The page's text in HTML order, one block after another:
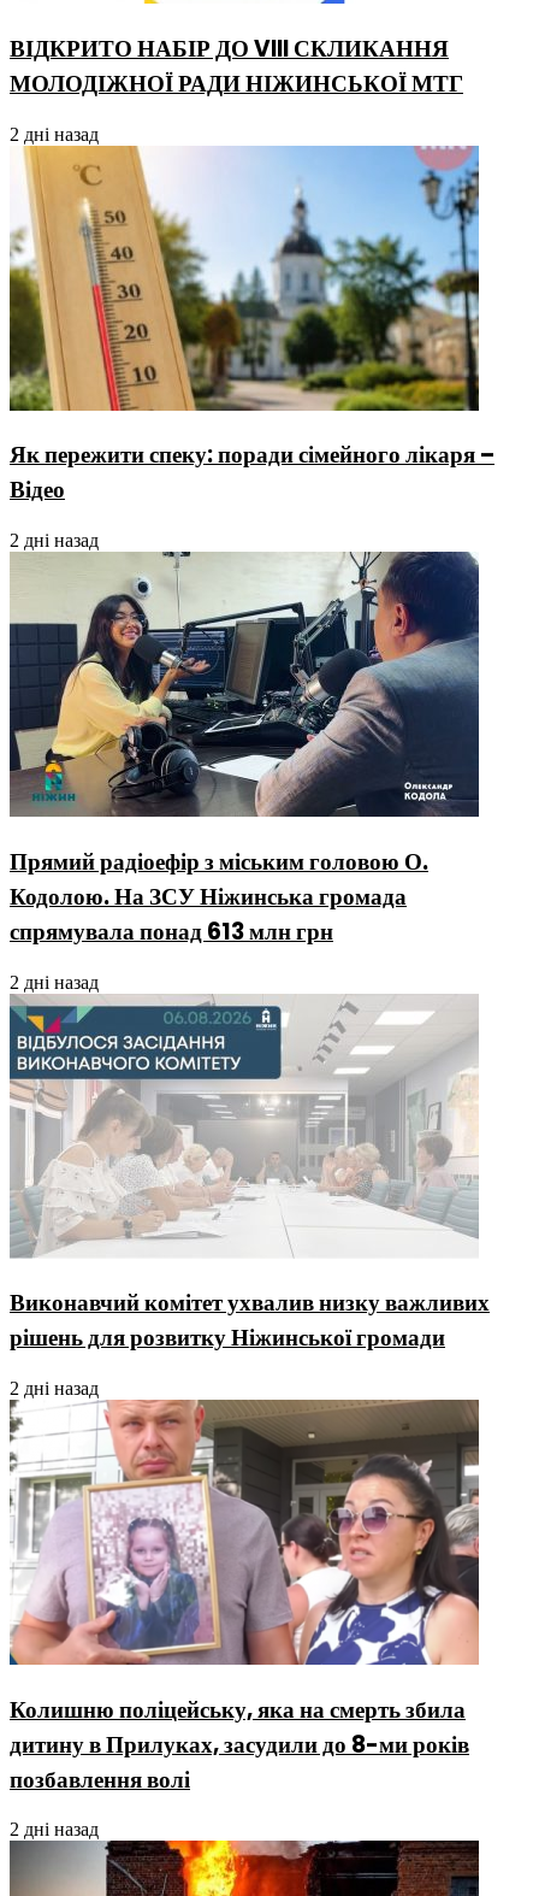
ВІДКРИТО НАБІР ДО VIII СКЛИКАННЯ
МОЛОДІЖНОЇ РАДИ НІЖИНСЬКОЇ МТГ
2 дні назад
Як пережити спеку: поради сімейного лікаря –
Відео
2 дні назад
Прямий радіоефір з міським головою О.
Кодолою. На ЗСУ Ніжинська громада
спрямувала понад 613 млн грн
2 дні назад
Виконавчий комітет ухвалив низку важливих
рішень для розвитку Ніжинської громади
2 дні назад
Колишню поліцейську, яка на смерть збила
дитину в Прилуках, засудили до 8-ми років
позбавлення волі
2 дні назад